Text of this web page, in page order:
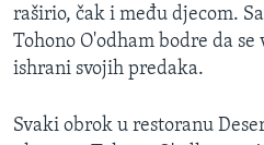
PRATITE NAS
raširio, čak i među djecom.
Tohono O'odham bodre da
ishrani svojih predaka.
Svaki obrok u restoranu